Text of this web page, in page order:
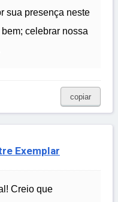
sua presença neste
celebrar nossa
copiar
Exemplar
Creio que